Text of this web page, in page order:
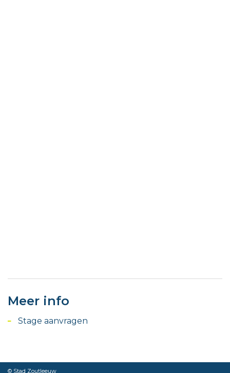
Meer info
Stage aanvragen
© Stad Zoutleeuw